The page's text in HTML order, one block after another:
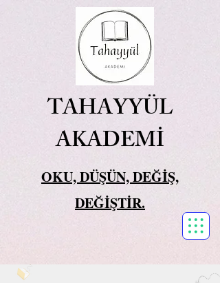
TAHAYYÜL
AKADEMİ
OKU, DÜŞÜN, DEĞİŞ,
DEĞİŞTİR.